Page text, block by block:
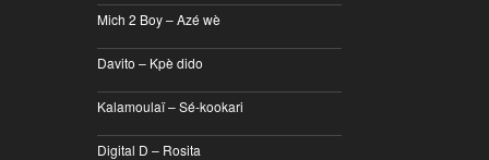
Mich 2 Boy – Azé wè
Davito – Kpè dido
Kalamoulaï – Sé-kookari
Digital D – Rosita